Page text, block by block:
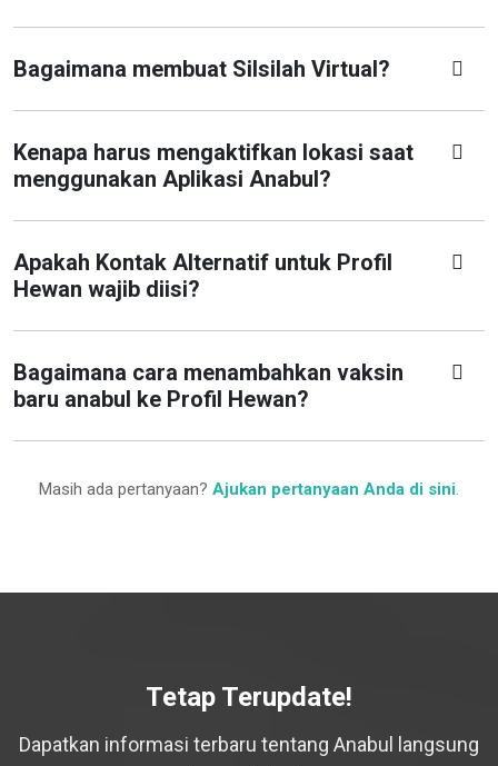
Bagaimana membuat Silsilah Virtual?
Kenapa harus mengaktifkan lokasi saat
menggunakan Aplikasi Anabul?
Apakah Kontak Alternatif untuk Profil
Hewan wajib diisi?
Bagaimana cara menambahkan vaksin
baru anabul ke Profil Hewan?
Masih ada pertanyaan? Ajukan pertanyaan Anda di sini.
Tetap Terupdate!
Dapatkan informasi terbaru tentang Anabul langsung